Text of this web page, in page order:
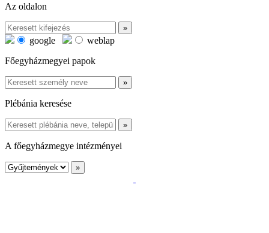
Az oldalon
google
weblap
Főegyházmegyei papok
Plébánia keresése
A főegyházmegye intézményei